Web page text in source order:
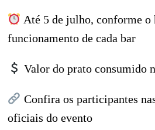
Até 5 de julho, conforme o
funcionamento de cada bar
Valor do prato consumido
Confira os participantes
oficiais do evento